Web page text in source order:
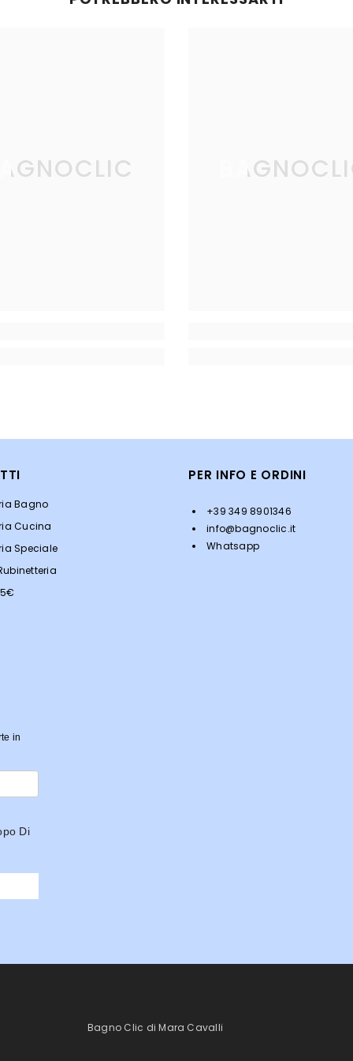
BAGNOCLIC
Bagno
Cucina
Speciale
PER INFO E ORDINI
+39 349 8901346
info@bagnoclic.it
Whatsapp
in
Di
Bagno Clic di Mara Cavalli